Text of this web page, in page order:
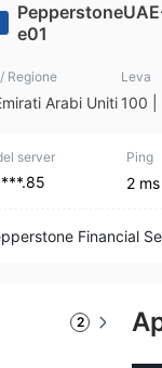
e01
Regione
Arabi Uniti
Leva
100 |
server Ping
2 ms
Financial
2